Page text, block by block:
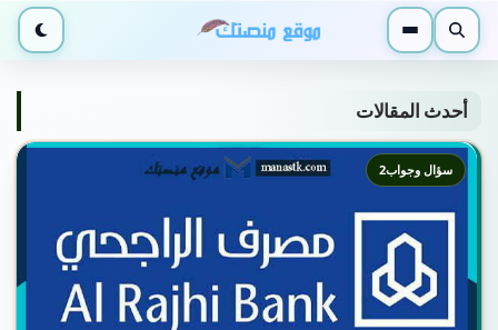
بحث القائمة الوضع
أحدث المقالات
سؤال وجواب2